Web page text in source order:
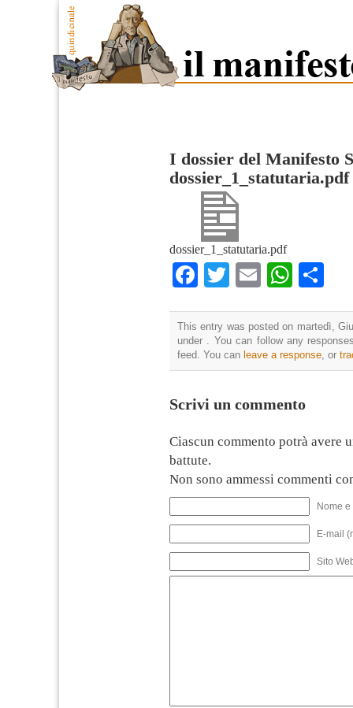
I dossier del Manifesto
dossier_1_statutaria.pdf
dossier_1_statutaria.pdf
Facebook
TwitterEmail
This entry was posted on martedì,
under . You can follow any
feed. You can leave a response, or
Scrivi un commento
Ciascun commento potrà avere
battute.
Non sono ammessi commenti
Nome
E-mail
Sito